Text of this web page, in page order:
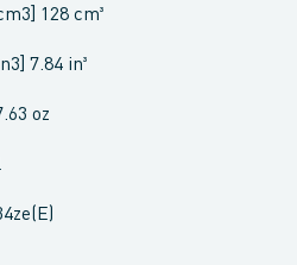
128 cm³
7.84 in³
oz